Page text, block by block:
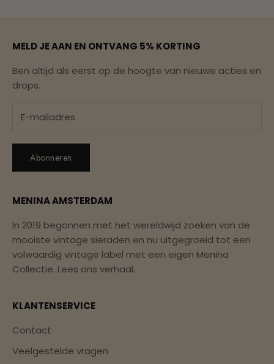
MELD JE AAN EN ONTVANG 5% KORTING
Ben altijd als eerst op de hoogte van nieuwe acties en
drops.
Abonneren
MENINA AMSTERDAM
In 2019 begonnen met het wereldwijd zoeken van de
mooiste vintage sieraden en nu uitgegroeid tot een
volwaardig vintage label met een eigen Menina
Collectie. Lees ons verhaal.
KLANTENSERVICE
Contact
Veelgestelde vragen